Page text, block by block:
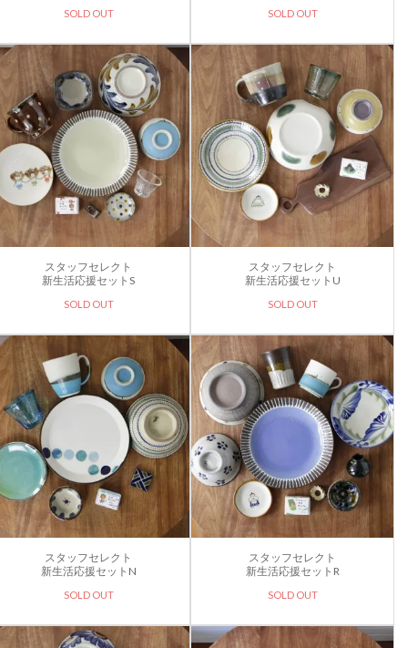
SOLD OUT SOLD OUT
スタッフセレクト
新生活応援セットS
SOLD OUT
スタッフセレクト
新生活応援セットU
SOLD OUT
スタッフセレクト
新生活応援セットN
SOLD OUT
スタッフセレクト
新生活応援セットR
SOLD OUT